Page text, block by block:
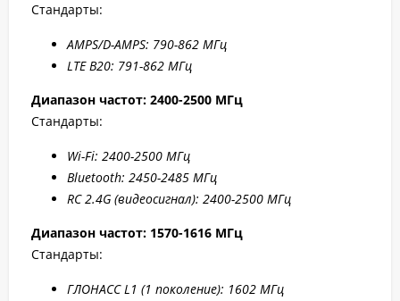
Стандарты:
AMPS/D-AMPS: 790-862 МГц
LTE B20: 791-862 МГц
Диапазон частот: 2400-2500 МГц
Стандарты:
Wi-Fi: 2400-2500 МГц
Bluetooth: 2450-2485 МГц
RC 2.4G (видеосигнал): 2400-2500 МГц
Диапазон частот: 1570-1616 МГц
Стандарты:
ГЛОНАСС L1 (1 поколение): 1602 МГц